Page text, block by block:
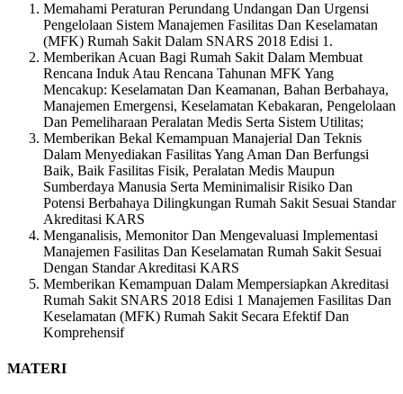
Memahami Peraturan Perundang Undangan Dan Urgensi
Pengelolaan Sistem Manajemen Fasilitas Dan Keselamatan
(MFK) Rumah Sakit Dalam SNARS 2018 Edisi 1.
Memberikan Acuan Bagi Rumah Sakit Dalam Membuat
Rencana Induk Atau Rencana Tahunan MFK Yang
Mencakup: Keselamatan Dan Keamanan, Bahan Berbahaya,
Manajemen Emergensi, Keselamatan Kebakaran, Pengelolaan
Dan Pemeliharaan Peralatan Medis Serta Sistem Utilitas;
Memberikan Bekal Kemampuan Manajerial Dan Teknis
Dalam Menyediakan Fasilitas Yang Aman Dan Berfungsi
Baik, Baik Fasilitas Fisik, Peralatan Medis Maupun
Sumberdaya Manusia Serta Meminimalisir Risiko Dan
Potensi Berbahaya Dilingkungan Rumah Sakit Sesuai Standar
Akreditasi KARS
Menganalisis, Memonitor Dan Mengevaluasi Implementasi
Manajemen Fasilitas Dan Keselamatan Rumah Sakit Sesuai
Dengan Standar Akreditasi KARS
Memberikan Kemampuan Dalam Mempersiapkan Akreditasi
Rumah Sakit SNARS 2018 Edisi 1 Manajemen Fasilitas Dan
Keselamatan (MFK) Rumah Sakit Secara Efektif Dan
Komprehensif
MATERI